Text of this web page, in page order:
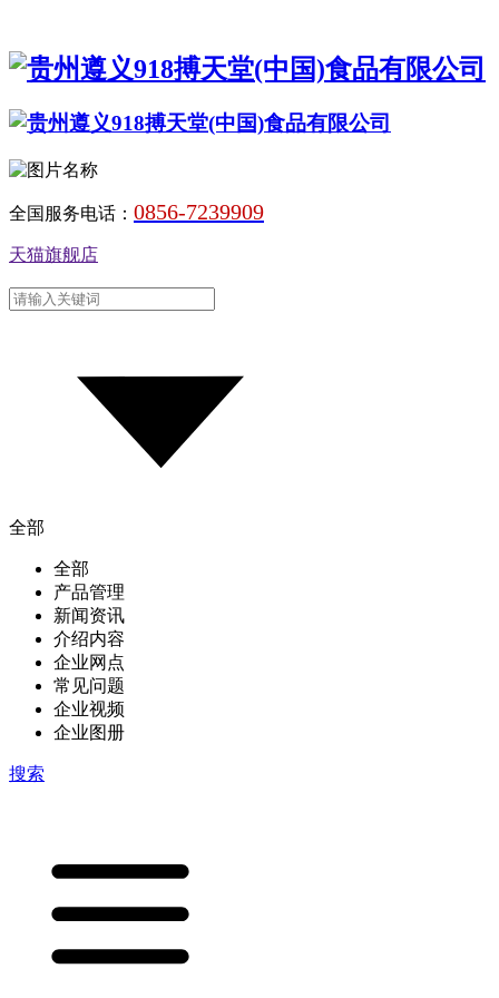
全国服务电话： 0856-7239909
天猫旗舰店
全部
全部
产品管理
新闻资讯
介绍内容
企业网点
常见问题
企业视频
企业图册
搜索